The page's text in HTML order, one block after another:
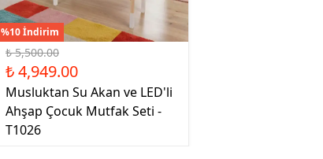
%10 İndirim
₺ 5,500.00
₺ 4,949.00
Musluktan Su Akan ve LED'li
Ahşap Çocuk Mutfak Seti -
T1026